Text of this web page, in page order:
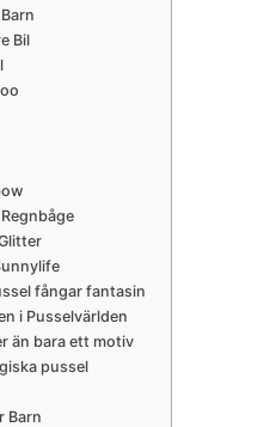
Bil
fångar fantasin
i Pusselvärlden
än bara ett motiv
pussel
Barn